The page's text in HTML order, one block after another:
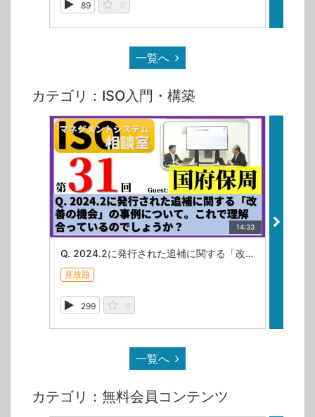
89 0
一覧へ
カテゴリ：ISO入門・構築
14:33
Q. 2024.2に発行された追補に関する「改善の機会」の事例について。これで理解合っているのでしょうか？【ISOマネジメントシステム相談室・第31回】
見放題
299 0
一覧へ
カテゴリ：無料会員コンテンツ